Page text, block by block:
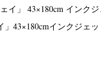
」43×180cmインクジェ